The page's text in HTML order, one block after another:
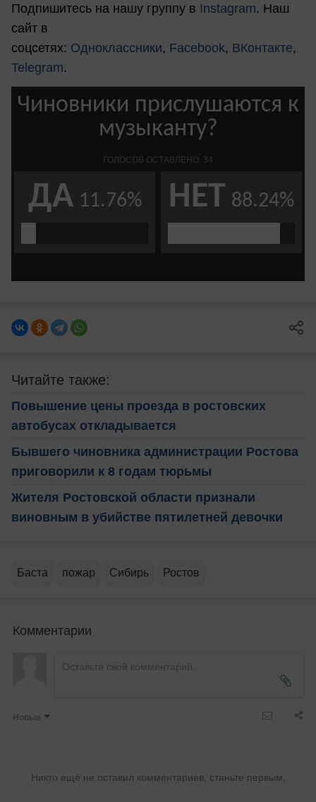
Подпишитесь на нашу группу в Instagram. Наш
сайт в
соцсетях: Одноклассники, Facebook, ВКонтакте,
Telegram.
Читайте также:
Повышение цены проезда в ростовских
автобусах откладывается
Бывшего чиновника администрации Ростова
приговорили к 8 годам тюрьмы
Жителя Ростовской области признали
виновным в убийстве пятилетней девочки
Баста пожар Сибирь Ростов
Комментарии
Новые
Никто ещё не оставил комментариев, станьте первым.